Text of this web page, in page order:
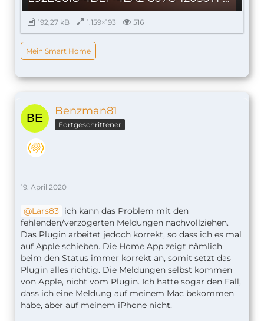
192,27 kB 1.159×193 516
Mein Smart Home
Benzman81
Fortgeschrittener
19. April 2020
Lars83 ich kann das Problem mit den
fehlenden/verzögerten Meldungen nachvollziehen.
Das Plugin arbeitet jedoch korrekt, so dass ich es mal
auf Apple schieben. Die Home App zeigt nämlich
beim den Status immer korrekt an, somit setzt das
Plugin alles richtig. Die Meldungen selbst kommen
von Apple, nicht vom Plugin. Ich hatte sogar den Fall,
dass ich eine Meldung auf meinem Mac bekommen
habe, aber auf meinem iPhone nicht.